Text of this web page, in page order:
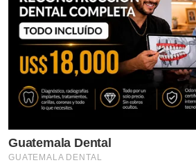
Guatemala Dental
GUATEMALA DENTAL